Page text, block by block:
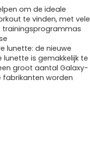
om de ideale
te vinden, met vele
trainingsprogrammas
lunette: de nieuwe
is gemakkelijk te
groot aantal Galaxy-
worden